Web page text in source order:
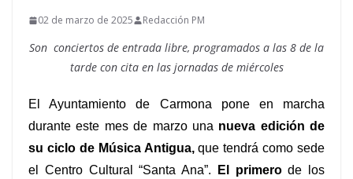
02 de marzo de 2025 Redacción PM
Son conciertos de entrada libre, programados a las 8 de la
tarde con cita en las jornadas de miércoles
El Ayuntamiento de Carmona pone en marcha
durante este mes de marzouna nueva edición de
su ciclo de Música Antigua,que tendrá como sede
el Centro Cultural “Santa Ana”. El primerode los